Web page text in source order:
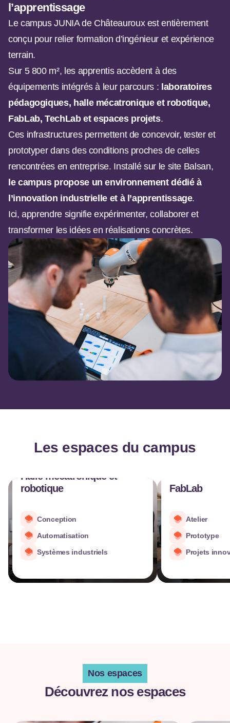
l’apprentissage
Le campus JUNIA de Châteauroux est entièrement
conçu pour relier formation d’ingénieur et expérience
terrain.
Sur 5 800 m², les apprentis accèdent à des
équipements intégrés à leur parcours : laboratoires
pédagogiques, halle mécatronique et robotique,
FabLab, TechLab et espaces projets.
Ces infrastructures permettent de concevoir, tester et
prototyper dans des conditions proches de celles
rencontrées en entreprise. Installé sur le site Balsan,
le campus propose un environnement dédié à
l’innovation industrielle et à l’apprentissage.
Ici, apprendre signifie expérimenter, collaborer et
transformer les idées en réalisations concrètes.
Les espaces du campus
Halle mécatronique et
robotique
Conception
Automatisation
Systèmes industriels
FabLab
Atelier
Prototype
Projets
Nos espaces
Découvrez nos espaces